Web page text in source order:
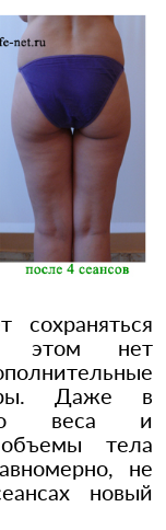
сохраняться
этом нет
Даже в
веса и
тела
не
новый